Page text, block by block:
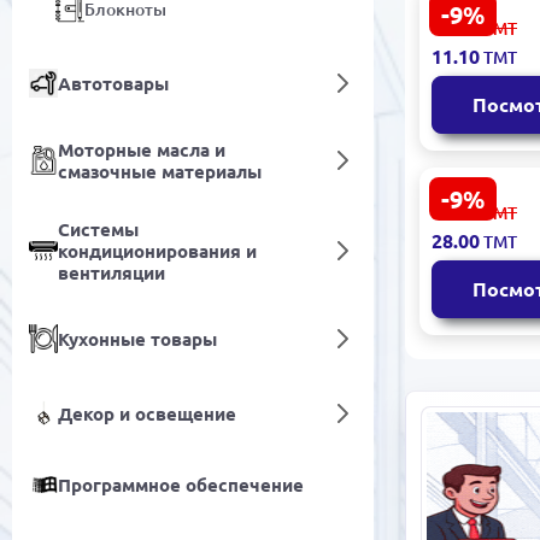
Блокноты
Автотовары
Моторные масла и
смазочные материалы
Системы
кондиционирования и
вентиляции
Кухонные товары
Декор и освещение
Программное обеспечение
-9%
MG-MSMK
00054737 |
цифра для
Золото 6
12.30ТМТ
11.10ТМТ
-9%
Свечки S-
Свечки
для
Яркий
31.00ТМТ
28.00ТМТ